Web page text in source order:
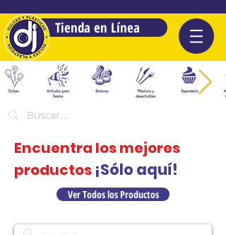
Tienda en Línea
Encuentra los mejores
productos ¡Sólo aquí!
Ver Todos los Productos